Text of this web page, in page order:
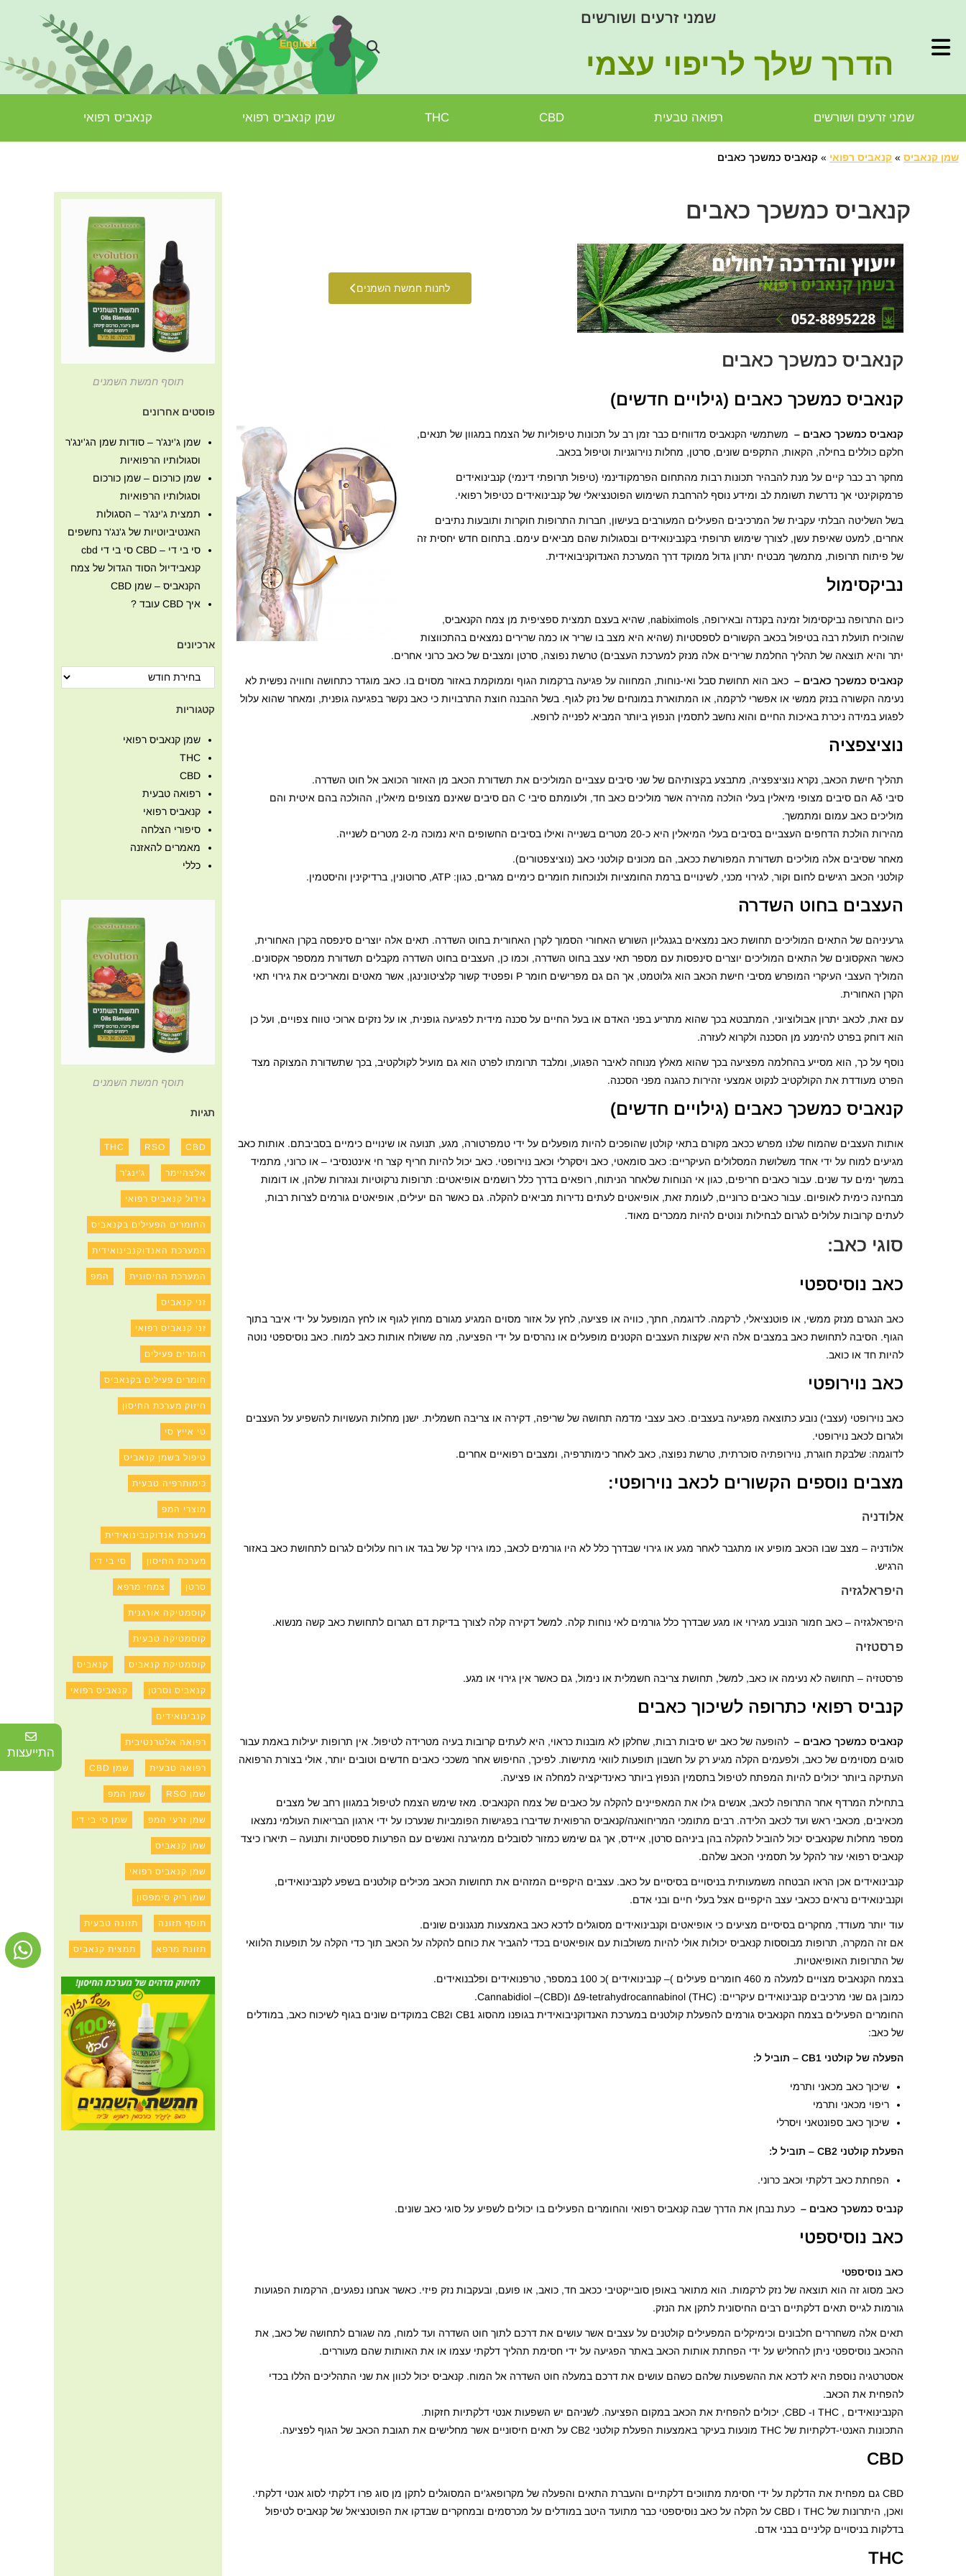
שמני זרעים ושורשים
הדרך שלך לריפוי עצמי
English
שמני זרעים ושורשים רפואה טבעית CBD
THC שמן קנאביס רפואי קנאביס רפואי
שמן קנאביס » קנאביס רפואי » קנאביס כמשכך כאבים
קנאביס כמשכך כאבים
לחנות חמשת השמנים
קנאביס כמשכך כאבים
קנאביס כמשכך כאבים (גילויים חדשים)
קנאביס כמשכך כאבים – משתמשי הקנאביס מדווחים כבר זמן רב על תכונות טיפוליות של הצמח במגוון של תנאים,
חלקם כוללים בחילה, הקאות, התקפים שונים, סרטן, מחלות נוירוגניות וטיפול בכאב.
מחקר רב כבר קיים על מנת להבהיר תכונות רבות מהתחום הפרמקודינמי (טיפול תרופתי דינמי) קנבינואידים
פרמקוקינטי אך נדרשת תשומת לב ומידע נוסף להרחבת השימוש הפוטנציאלי של קנבינואידים כטיפול רפואי.
בשל השליטה הבלתי עקבית של המרכיבים הפעילים המעורבים בעישון, חברות התרופות חוקרות ותובעות נתיבים
אחרים, למעט שאיפת עשן, לצורך שימוש תרופתי בקנבינואידים ובסגולות שהם מביאים עימם. בתחום חדש יחסית זה
של פיתוח תרופות, מתמשך מבטיח יתרון גדול ממוקד דרך המערכת האנדוקניבואידית.
נביקסימול
כיום התרופה נביקסימול זמינה בקנדה ובאירופה, nabiximols, שהיא בעצם תמצית ספציפית מן צמח הקנאביס,
שהוכיח תועלת רבה בטיפול בכאב הקשורים לספסטיות (שהיא היא מצב בו שריר או כמה שרירים נמצאים בהתכווצות
יתר והיא תוצאה של תהליך החלמת שרירים אלה מנזק למערכת העצבים) טרשת נפוצה, סרטן ומצבים של כאב כרוני אחרים.
קנאביס כמשכך כאבים – כאב הוא תחושת סבל ואי-נוחות, המחווה על פגיעה ברקמות הגוף וממוקמת באזור מסוים בו. כאב מוגדר כתחושה וחוויה נפשית לא
נעימה הקשורה בנזק ממשי או אפשרי לרקמה, או המתוארת במונחים של נזק לגוף. בשל ההבנה חוצת התרבויות כי כאב נקשר בפגיעה גופנית, ומאחר שהוא עלול
לפגוע במידה ניכרת באיכות החיים והוא נחשב לתסמין הנפוץ ביותר המביא לפנייה לרופא.
נוציצפציה
תהליך חישת הכאב, נקרא נוציצפציה, מתבצע בקצותיהם של שני סיבים עצביים המוליכים את תשדורת הכאב מן האזור הכואב אל חוט השדרה.
סיבי Aδ הם סיבים מצופי מיאלין בעלי הולכה מהירה אשר מוליכים כאב חד, ולעומתם סיבי C הם סיבים שאינם מצופים מיאלין, ההולכה בהם איטית והם
מוליכים כאב עמום ומתמשך.
מהירות הולכת הדחפים העצביים בסיבים בעלי המיאלין היא כ-20 מטרים בשנייה ואילו בסיבים החשופים היא נמוכה מ-2 מטרים לשנייה.
מאחר שסיבים אלה מוליכים תשדורת המפורשת ככאב, הם מכונים קולטני כאב (נוציצפטורים).
קולטני הכאב רגישים לחום וקור, לגירוי מכני, לשינויים ברמת החומציות ולנוכחות חומרים כימיים מגרים, כגון: ATP, סרוטונין, ברדיקינין והיסטמין.
העצבים בחוט השדרה
גרעיניהם של התאים המוליכים תחושת כאב נמצאים בגנגליון השורש האחורי הסמוך לקרן האחורית בחוט השדרה. תאים אלה יוצרים סינפסה בקרן האחורית,
כאשר האקסונים של התאים המוליכים יוצרים סינפסות עם מספר תאי עצב בחוט השדרה, וכמו כן, העצבים בחוט השדרה מקבלים תשדורת ממספר אקסונים.
המוליך העצבי העיקרי המופרש מסיבי חישת הכאב הוא גלוטמט, אך הם גם מפרישים חומר P ופפטיד קשור קלציטונינגן, אשר מאטים ומאריכים את גירוי תאי
הקרן האחורית.
עם זאת, לכאב יתרון אבולוציוני, המתבטא בכך שהוא מתריע בפני האדם או בעל החיים על סכנה מידית לפגיעה גופנית, או על נזקים ארוכי טווח צפויים, ועל כן
הוא דוחק בפרט להימנע מן הסכנה ולקרוא לעזרה.
נוסף על כך, הוא מסייע בהחלמה מפציעה בכך שהוא מאלץ מנוחה לאיבר הפגוע, ומלבד תרומתו לפרט הוא גם מועיל לקולקטיב, בכך שתשדורת המצוקה מצד
הפרט מעודדת את הקולקטיב לנקוט אמצעי זהירות כהגנה מפני הסכנה.
קנאביס כמשכך כאבים (גילויים חדשים)
אותות העצבים שהמוח שלנו מפרש ככאב מקורם בתאי קולטן שהופכים להיות מופעלים על ידי טמפרטורה, מגע, תנועה או שינויים כימיים בסביבתם. אותות כאב
מגיעים למוח על ידי אחד משלושת המסלולים העיקריים: כאב סומאטי, כאב ויסקרלי וכאב נוירופטי. כאב יכול להיות חריף קצר חי אינטנסיבי – או כרוני, מתמיד
במשך ימים עד שנים. עבור כאבים חריפים, כגון אי הנוחות שלאחר הניתוח, רופאים בדרך כלל רושמים אופיאטים: תרופות נרקוטיות ונגזרות שלהן, או דומות
מבחינה כימית לאופיום. עבור כאבים כרוניים, לעומת זאת, אופיאטים לעתים נדירות מביאים להקלה. גם כאשר הם יעילים, אופיאטים גורמים לצרות רבות,
לעתים קרובות עלולים לגרום לבחילות ונוטים להיות ממכרים מאוד.
סוגי כאב:
כאב נוסיספטי
כאב הנגרם מנזק ממשי, או פוטנציאלי, לרקמה. לדוגמה, חתך, כוויה או פציעה, לחץ על אזור מסוים המגיע מגורם מחוץ לגוף או לחץ המופעל על ידי איבר בתוך
הגוף. הסיבה לתחושת כאב במצבים אלה היא שקצות העצבים הקטנים מופעלים או נהרסים על ידי הפציעה, מה ששולח אותות כאב למוח. כאב נוסיספטי נוטה
להיות חד או כואב.
כאב נוירופטי
כאב נוירופטי (עצבי) נובע כתוצאה מפגיעה בעצבים. כאב עצבי מדמה תחושה של שריפה, דקירה או צריבה חשמלית. ישנן מחלות העשויות להשפיע על העצבים
ולגרום לכאב נוירופטי.
לדוגמה: שלבקת חוגרת, נוירופתיה סוכרתית, טרשת נפוצה, כאב לאחר כימותרפיה, ומצבים רפואיים אחרים.
מצבים נוספים הקשורים לכאב נוירופטי:
אלודניה
אלודניה – מצב שבו הכאב מופיע או מתגבר לאחר מגע או גירוי שבדרך כלל לא היו גורמים לכאב, כמו גירוי קל של בגד או רוח עלולים לגרום לתחושת כאב באזור
הרגיש.
היפראלגזיה
היפראלגזיה – כאב חמור הנובע מגירוי או מגע שבדרך כלל גורמים לאי נוחות קלה. למשל דקירה קלה לצורך בדיקת דם תגרום לתחושת כאב קשה מנשוא.
פרסטזיה
פרסטזיה – תחושה לא נעימה או כאב, למשל, תחושת צריבה חשמלית או נימול, גם כאשר אין גירוי או מגע.
קנביס רפואי כתרופה לשיכוך כאבים
קנאביס כמשכך כאבים – להופעה של כאב יש סיבות רבות, שחלקן לא מובנות כראוי, היא לעתים קרובות בעיה מטרידה לטיפול. אין תרופות יעילות באמת עבור
סוגים מסוימים של כאב, ולפעמים הקלה מגיע רק על חשבון תופעות לוואי מתישות. לפיכך, החיפוש אחר משככי כאבים חדשים וטובים יותר, אולי בצורת הרפואה
העתיקה ביותר יכולים להיות המפתח לטיפול בתסמין הנפוץ ביותר כאינדיקציה למחלה או פציעה.
בתחילת המרדף אחר התרופה לכאב, אנשים גילו את המאפיינים להקלה על כאבים של צמח הקנאביס. מאז שימש הצמח לטיפול במגוון רחב של מצבים
מכאיבים, מכאבי ראש ועד לכאב הלידה. רבים מתומכי המריחואנה/קנאביס הרפואית שדיברו בפגישות הפומביות שנערכו על ידי ארגון הבריאות העולמי נמצאו
מספר מחלות שקנאביס יכול להוביל להקלה בהן ביניהם סרטן, איידס, אך גם שימש כמזור לסובלים ממיגרנה ואנשים עם הפרעות ספסטיות ותנועה – תיארו כיצד
קנאביס רפואי עזר להקל על תסמיני הכאב שלהם.
קנבינואידים אכן הראו הבטחה משמעותית בניסויים בסיסיים על כאב. עצבים היקפיים המזהים את תחושות הכאב מכילים קולטנים בשפע לקנבינואידים,
וקנבינואידים נראים ככאבי עצב היקפיים אצל בעלי חיים ובני אדם.
עוד יותר מעודד, מחקרים בסיסיים מציעים כי אופיאטים וקנבינואידים מסוגלים לדכא כאב באמצעות מנגנונים שונים.
אם זה המקרה, תרופות מבוססות קנאביס יכולות אולי להיות משולבות עם אופיאטים בכדי להגביר את כוחם להקלה על הכאב תוך כדי הקלה על תופעות הלוואי
של התרופות האופיאטיות.
בצמח הקנאביס מצויים למעלה מ 460 חומרים פעילים )– קנבינואידים )כ 100 במספר, טרפנואידים ופלבנואידים.
כמובן גם שני מרכיבים קנבינואידים עיקריים: Δ9-tetrahydrocannabinol (THC) ו(CBD)– Cannabidiol.
החומרים הפעילים בצמח הקנאביס גורמים להפעלת קולטנים במערכת האנדוקניבואידית בגופנו מהסוג CB1 וCB2 במוקדים שונים בגוף לשיכוח כאב, במודלים
של כאב:
הפעלה של קולטני CB1 – תוביל ל:
שיכוך כאב מכאני ותרמי
ריפוי מכאני ותרמי
שיכוך כאב ספונטאני ויסרלי
הפעלת קולטני CB2 – תוביל ל:
הפחתת כאב דלקתי וכאב כרוני.
קנביס כמשכך כאבים – כעת נבחן את הדרך שבה קנאביס רפואי והחומרים הפעילים בו יכולים לשפיע על סוגי כאב שונים.
כאב נוסיספטי
כאב נוסיספטי
כאב מסוג זה הוא תוצאה של נזק לרקמות. הוא מתואר באופן סובייקטיבי ככאב חד, כואב, או פועם, ובעקבות נזק פיזי. כאשר אנחנו נפגעים, הרקמות הפגועות
גורמות לגייס תאים דלקתיים רבים החיסונית לתקן את הנזק.
תאים אלה משחררים חלבונים וכימיקלים המפעילים קולטנים על עצבים אשר עושים את דרכם לתוך חוט השדרה ועד למוח, מה שגורם לתחושה של כאב, את
ההכאב נוסיספטי ניתן להחליש על ידי הפחתת אותות הכאב באתר הפגיעה על ידי חסימת תהליך דלקתי עצמו או את האותות שהם מעוררים.
אסטרטגיה נוספת היא לדכא את ההשפעות שלהם כשהם עושים את דרכם במעלה חוט השדרה אל המוח. קנאביס יכול לכוון את שני התהליכים הללו בכדי
להפחית את הכאב.
הקנבינואידים , THC ו- CBD, יכולים להפחית את הכאב במקום הפציעה. לשניהם יש השפעות אנטי דלקתיות חזקות.
התכונות האנטי-דלקתיות של THC מונעות בעיקר באמצעות הפעלת קולטני CB2 על תאים חיסוניים אשר מחלישים את תגובת הכאב של הגוף לפציעה.
CBD
CBD גם מפחית את הדלקת על ידי חסימת מתווכים דלקתיים והעברת התאים והפעלה של מקרופאג'ים המסוגלים לתקן מן סוג פרו דלקתי לסוג אנטי דלקתי.
ואכן, היתרונות של THC ו CBD על הקלה על כאב נוסיספטי כבר מתועד היטב במודלים על מכרסמים ובמחקרים שבדקו את הפוטנציאל של קנאביס לטיפול
בדלקות בניסויים קליניים בבני אדם.
THC
תוסף חמשת השמנים
פוסטים אחרונים
שמן ג'ינג'ר – סודות שמן הג'ינג'ר
וסגולותיו הרפואיות
שמן כורכום – שמן כורכום
וסגולותיו הרפואיות
תמצית ג'ינג'ר – הסגולות
האנטיביוטיות של ג'נג'ר נחשפים
סי בי די – CBD סי בי די cbd
קנאבידיול הסוד הגדול של צמח
הקנאביס – שמן CBD
איך CBD עובד ?
ארכיונים
קטגוריות
שמן קנאביס רפואי
THC
CBD
רפואה טבעית
קנאביס רפואי
סיפורי הצלחה
מאמרים להאזנה
כללי
תוסף חמשת השמנים
תגיות
CBD
RSO
THC
אלצהיימר ג'ינג'ר
גידול קנאביס רפואי
החומרים הפעילים בקנאביס
המערכת האנדוקנבינואידית
המערכת החיסונית המפ
זני קנאביס
זני קנאביס רפואי
חומרים פעילים
חומרים פעילים בקנאביס
חיזוק מערכת החיסון
טי אייץ סי
טיפול בשמן קנאביס
כימותרפיה טבעית
מוצרי המפ
מערכת אנדוקנבינואידית
מערכת החיסון סי בי די
סרטן צמחי מרפא
קוסמטיקה אורגנית
קוסמטיקה טבעית
קוסמטיקת קנאביס קנאביס
קנאביס וסרטן קנאביס רפואי
קנבינואידים
רפואה אלטרנטיבית
רפואה טבעית שמן CBD
שמן RSO שמן המפ
שמן זרעי המפ שמן סי בי די
שמן קנאביס
שמן קנאביס רפואי
שמן ריק סימפסון
תוסף תזונה תזונה טבעית
תזונת מרפא תמצית קנאביס
התייעצות